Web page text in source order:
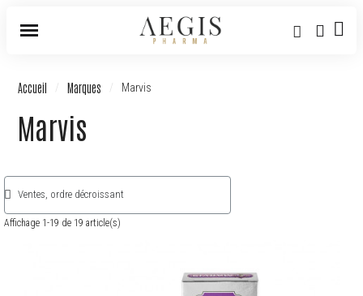
Accueil Marques Marvis
Marvis
Affichage 1-19 de 19 article(s)